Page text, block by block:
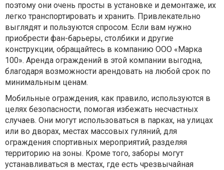
поэтому они очень просты в установке и демонтаже, их
легко транспортировать и хранить. Привлекательно
выглядят и пользуются спросом. Если вам нужно
приобрести фан-барьеры, столбики и другие
конструкции, обращайтесь в компанию ООО «Марка
100». Аренда ограждений в этой компании выгодна,
благодаря возможности арендовать на любой срок по
минимальным ценам.
Мобильные ограждения, как правило, используются в
целях безопасности, помогая избежать несчастных
случаев. Они могут использоваться в парках, на улицах
или во дворах, местах массовых гуляний, для
ограждения спортивных мероприятий, разделяя
территорию на зоны. Кроме того, заборы могут
устанавливаться в местах, где есть чрезвычайная